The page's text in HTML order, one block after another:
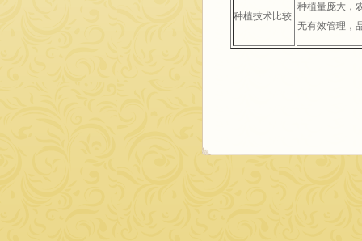
种植技术比较
种植量庞大，
无有效管理，